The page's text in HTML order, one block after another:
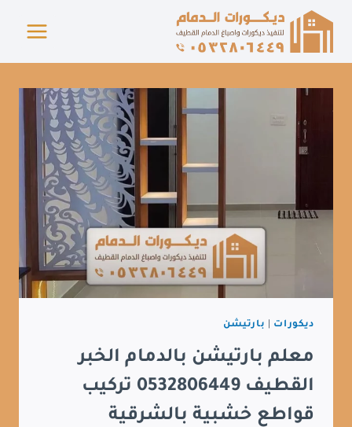
التجاوز
المحتوى
ديكورات بارتيشن
معلم بارتيشن بالدمام الخبر
القطيف 0532806449 تركيب
قواطع خشبية بالشرقية